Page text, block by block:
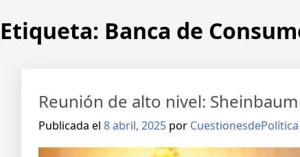
Etiqueta: Banca de
Reunión de alto nivel:
Publicada el 8 abril, 2025 por CuestionesdePolítica